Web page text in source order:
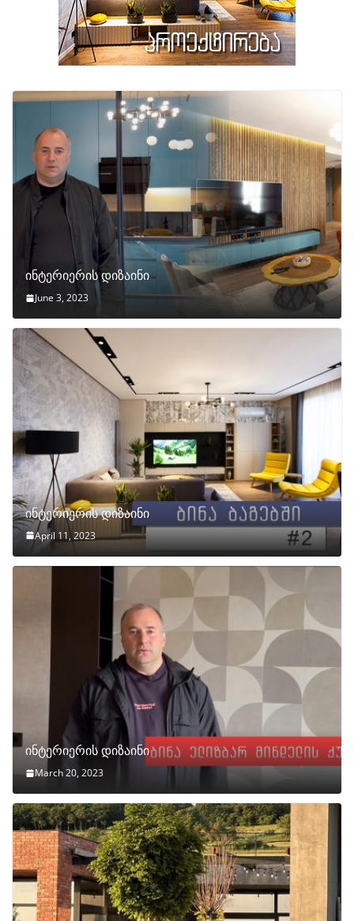
ინტერიერის დიზაინი
June 3, 2023
ინტერიერის დიზაინი
April 11, 2023
ინტერიერის დიზაინი
March 20, 2023